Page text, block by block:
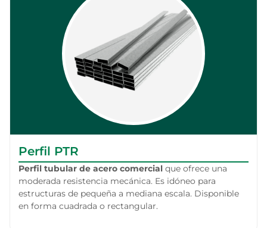
Perfil PTR
Perfil tubular de acero comercial que ofrece una
moderada resistencia mecánica. Es idóneo para
estructuras de pequeña a mediana escala. Disponible
en forma cuadrada o rectangular.